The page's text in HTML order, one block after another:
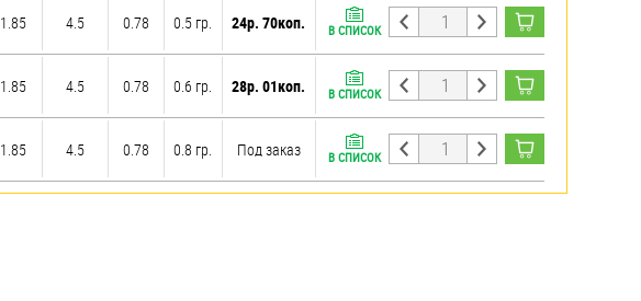
1.85 4.5 0.78 0.5 гр. 24р. 70коп. В СПИСОК
1.85 4.5 0.78 0.6 гр. 28р. 01коп. В СПИСОК
1.85 4.5 0.78 0.8 гр. Под заказ В СПИСОК